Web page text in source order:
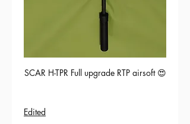
SCAR H-TPR Full upgrade RTP airsoft 😍
Edited